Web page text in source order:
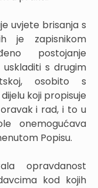
uvjete brisanja s
je zapisnikom
postojanje
s drugim
osobito s
koji propisuje
i rad, i to u
onemogućava
Popisu.
opravdanost
kod kojih